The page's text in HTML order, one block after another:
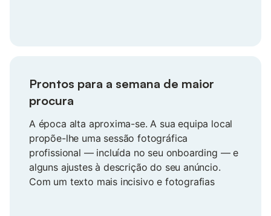
Prontos para a semana de maior
procura
A época alta aproxima-se. A sua equipa local
propõe-lhe uma sessão fotográfica
profissional — incluída no seu onboarding — e
alguns ajustes à descrição do seu anúncio.
Com um texto mais incisivo e fotografias